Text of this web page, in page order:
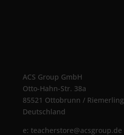
ACS Group GmbH
Otto-Hahn-Str. 38a
85521 Ottobrunn / Riemerling
Deutschland
e: teacherstore@acsgroup.de